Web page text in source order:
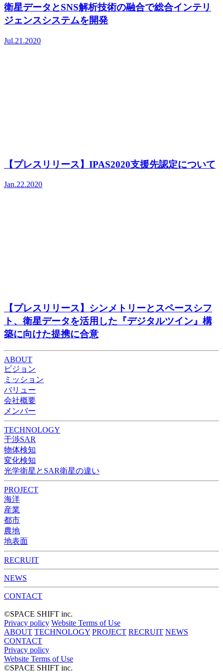
衛星データとSNS解析技術の融合で総合インテリ
ジェンスシステムを開発
Jul.21.2020
【プレスリリース】IPAS2020支援先認定について
Jan.22.2020
【プレスリリース】シンメトリーとスペースシフ
ト、衛星データを活用した『デジタルツイン』構
築に向けた提携に合意
ABOUT
ビジョン
ミッション
バリュー
会社概要
メンバー
TECHNOLOGY
干渉SAR
物体検知​​
変化検知​
光学衛星とSAR衛星の違い
PROJECT
海洋
産業
都市​
農地
地表面
RECRUIT
NEWS
CONTACT
©︎SPACE SHIFT inc.
Privacy policy Website Terms of Use
ABOUT TECHNOLOGY PROJECT RECRUIT NEWS
CONTACT
Privacy policy
Website Terms of Use
©︎SPACE SHIFT inc.